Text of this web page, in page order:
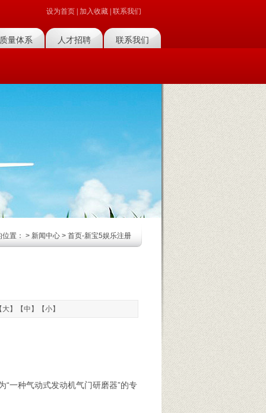
设为首页 加入收藏 联系我们
质量体系 人才招聘 联系我们
置： > 新闻中心 > 首页-新宝5娱乐注册
大】【中 】【小】
种气动式发动机气门研磨器”的专